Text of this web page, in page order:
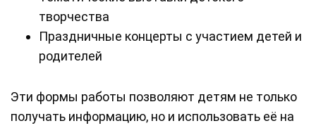
творчества
Праздничные концерты с участием детей и
родителей
Эти формы работы позволяют детям не только
получать информацию, но и использовать её на